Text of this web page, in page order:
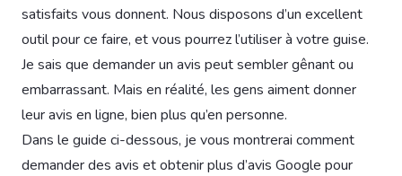
satisfaits vous donnent. Nous disposons d’un excellent
outil pour ce faire, et vous pourrez l’utiliser à votre guise.
Je sais que demander un avis peut sembler gênant ou
embarrassant. Mais en réalité, les gens aiment donner
leur avis en ligne, bien plus qu’en personne.
Dans le guide ci-dessous, je vous montrerai comment
demander des avis et obtenir plus d’avis Google pour